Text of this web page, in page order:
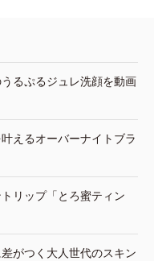
るぷるジュレ洗顔を動画
えるオーバーナイトブラ
リップ「とろ蜜ティン
がつく大人世代のスキン